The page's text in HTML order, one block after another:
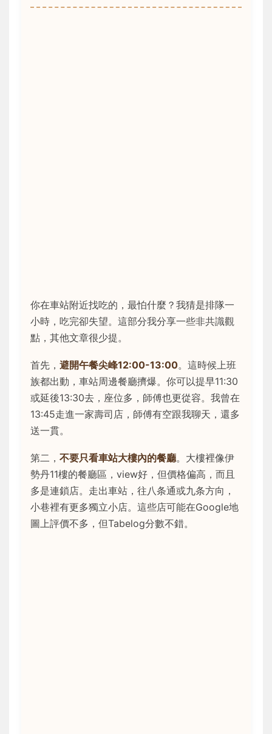
你在車站附近找吃的，最怕什麼？我猜是排隊一
小時，吃完卻失望。這部分我分享一些非共識觀
點，其他文章很少提。
首先， 避開午餐尖峰12:00-13:00。這時候上班
族都出動，車站周邊餐廳擠爆。你可以提早11:30
或延後13:30去，座位多，師傅也更從容。我曾在
13:45走進一家壽司店，師傅有空跟我聊天，還多
送一貫。
第二， 不要只看車站大樓內的餐廳。大樓裡像伊
勢丹11樓的餐廳區，view好，但價格偏高，而且
多是連鎖店。走出車站，往八条通或九条方向，
小巷裡有更多獨立小店。這些店可能在Google地
圖上評價不多，但Tabelog分數不錯。